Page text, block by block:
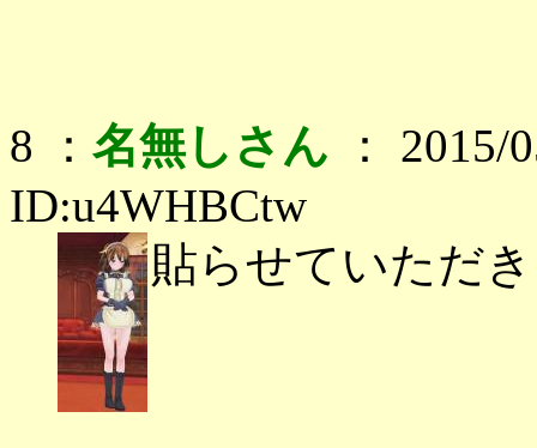
8 ： 名無しさん ： 2015/
ID:u4WHBCtw
貼らせていただ